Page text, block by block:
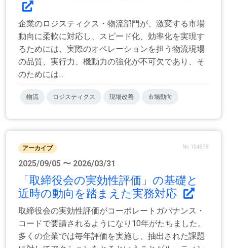
企業のロジスティクス・物流部門が、激変する市場
動向に柔軟に対応し、スピード化、効率化を実現す
るためには、実際のオペレーションを担う物流現場
の品質、実行力、機動力の強化が不可欠であり、そ
のためには...
物流 ロジスティクス 現場改善 市場動向
アーカイブ No.154878
2025/09/05 〜 2026/03/31
「取締役会の実効性評価」の基礎と
近時の動向を踏まえた実務対応
取締役会の実効性評価がコーポレートガバナンス・
コードで要請されるようになり10年がたちました。
多くの企業では毎年評価を実施し、抽出された課題